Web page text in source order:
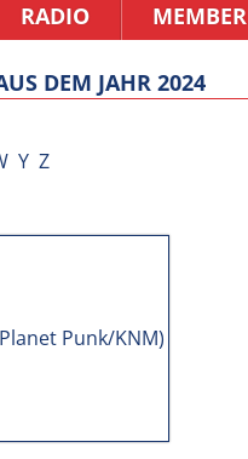
RADIO MEMBER
DEM JAHR 2024
Y Z